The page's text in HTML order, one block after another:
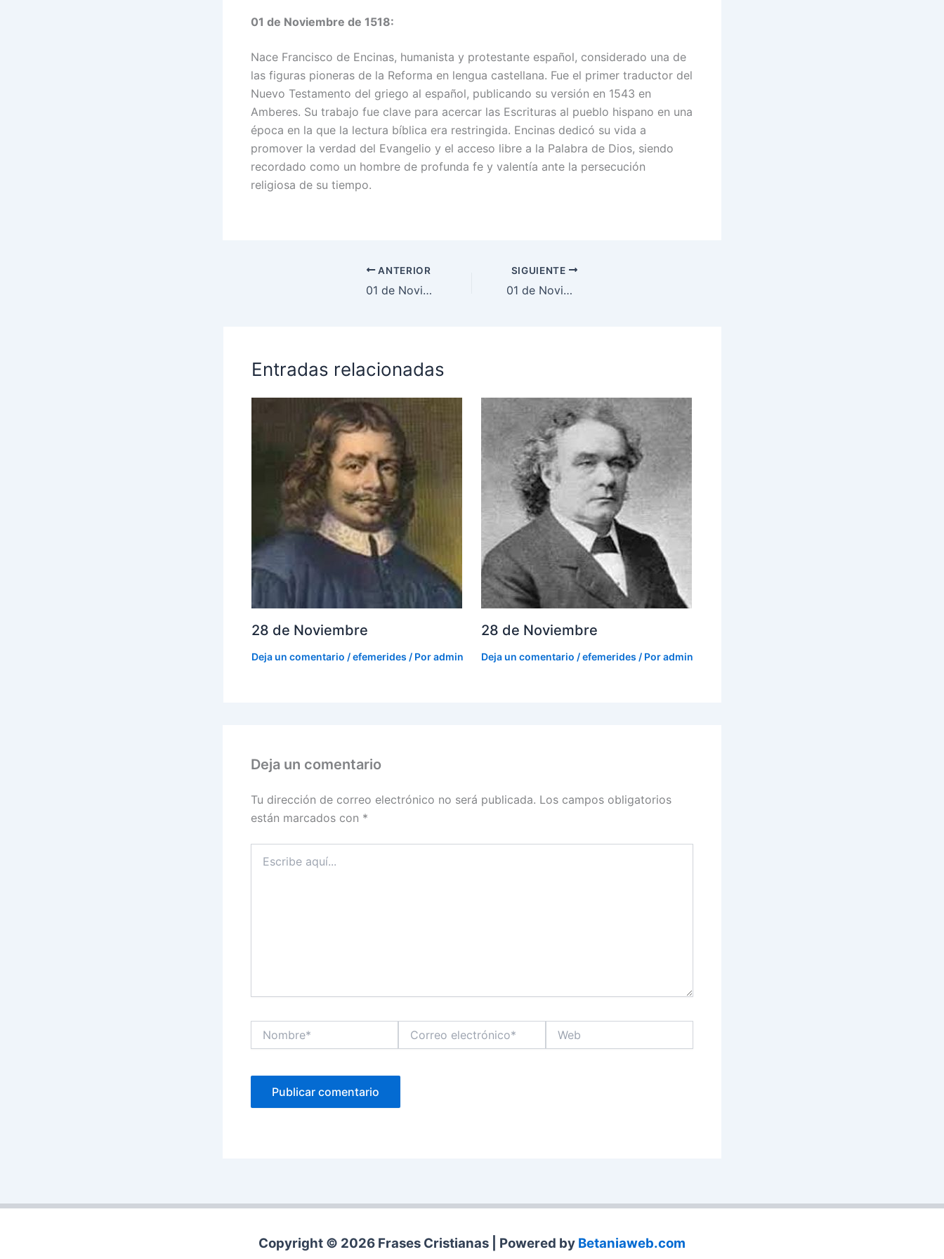
01 de Noviembre de 1518:
Nace Francisco de Encinas, humanista y protestante español, considerado una de
las figuras pioneras de la Reforma en lengua castellana. Fue el primer traductor del
Nuevo Testamento del griego al español, publicando su versión en 1543 en
Amberes. Su trabajo fue clave para acercar las Escrituras al pueblo hispano en una
época en la que la lectura bíblica era restringida. Encinas dedicó su vida a
promover la verdad del Evangelio y el acceso libre a la Palabra de Dios, siendo
recordado como un hombre de profunda fe y valentía ante la persecución
religiosa de su tiempo.
ANTERIOR
01 de Noviembre
SIGUIENTE
01 de Noviembre
Entradas relacionadas
28 de Noviembre
Deja un comentario /efemerides / Poradmin
28 de Noviembre
Deja un comentario /efemerides / Poradmin
Deja un comentario
Tu dirección de correo electrónico no será publicada. Los campos obligatorios
están marcados con *
aquí...
electrónico*
Copyright © 2026 Frases Cristianas | Powered by Betaniaweb.com